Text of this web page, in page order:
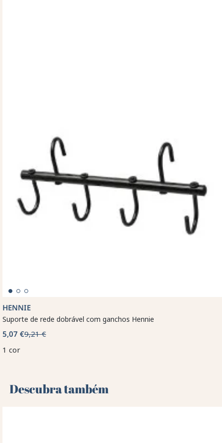
HENNIE
Suporte de rede dobrável com ganchos Hennie
5,07 €9,21 €
1 cor
Descubra também 🌻